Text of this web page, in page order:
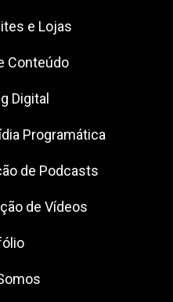
e Lojas
Conteúdo
Digital
Programática
de Podcasts
de Vídeos